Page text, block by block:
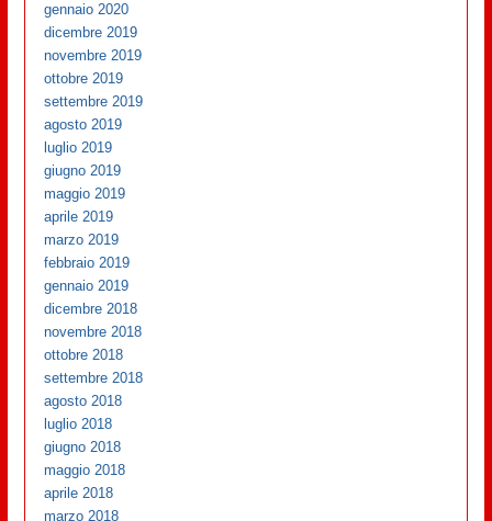
gennaio 2020
dicembre 2019
novembre 2019
ottobre 2019
settembre 2019
agosto 2019
luglio 2019
giugno 2019
maggio 2019
aprile 2019
marzo 2019
febbraio 2019
gennaio 2019
dicembre 2018
novembre 2018
ottobre 2018
settembre 2018
agosto 2018
luglio 2018
giugno 2018
maggio 2018
aprile 2018
marzo 2018